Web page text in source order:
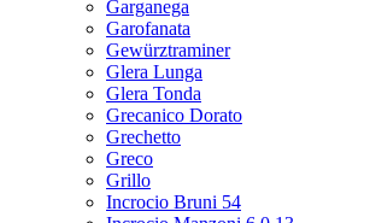
Friulano
Garganega
Garofanata
Gewürztraminer
Glera Lunga
Glera Tonda
Grecanico Dorato
Grechetto
Greco
Grillo